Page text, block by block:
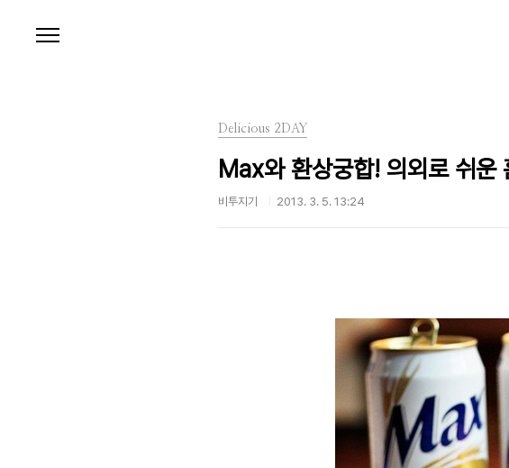
Delicious 2DAY
Max와 환상궁합! 의외로 쉬운
비투지기 2013. 3. 5. 13:24